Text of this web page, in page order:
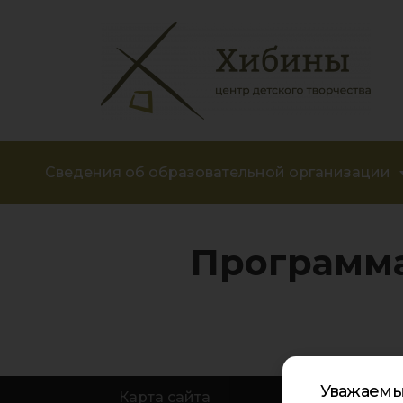
Сведения об образовательной организации
Карта сайта